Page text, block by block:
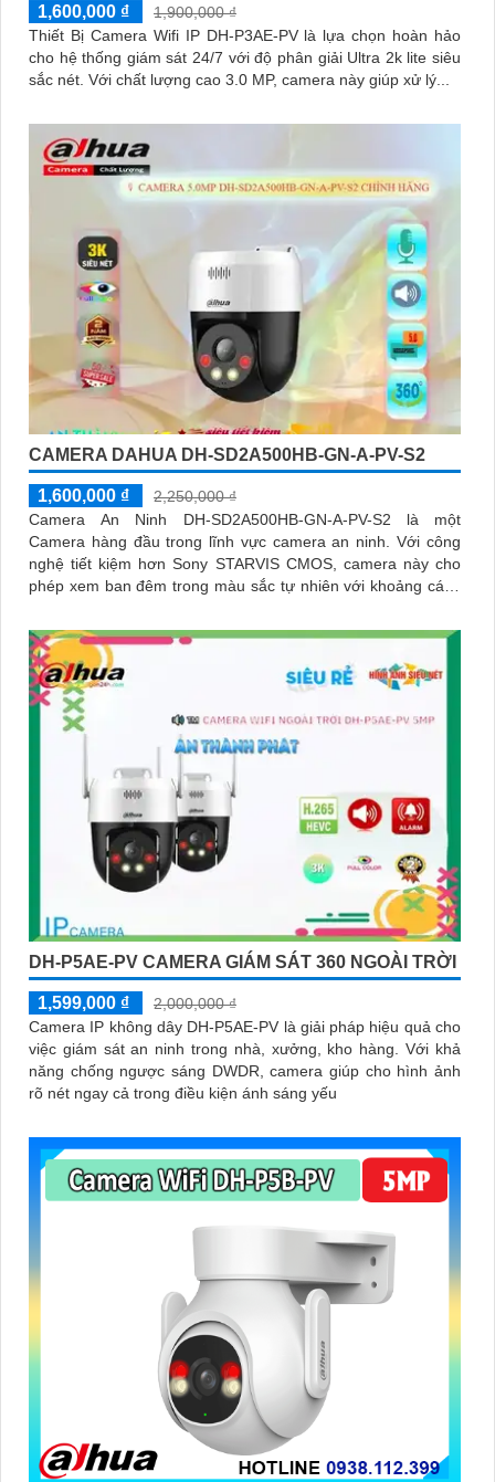
1,600,000 ₫
1,900,000 ₫
Thiết Bị Camera Wifi IP DH-P3AE-PV là lựa chọn hoàn hảo
cho hệ thống giám sát 24/7 với độ phân giải Ultra 2k lite siêu
sắc nét. Với chất lượng cao 3.0 MP, camera này giúp xử lý...
CAMERA DAHUA DH-SD2A500HB-GN-A-PV-S2
1,600,000 ₫
2,250,000 ₫
Camera An Ninh DH-SD2A500HB-GN-A-PV-S2 là một
Camera hàng đầu trong lĩnh vực camera an ninh. Với công
nghệ tiết kiệm hơn Sony STARVIS CMOS, camera này cho
phép xem ban đêm trong màu sắc tự nhiên với khoảng cách
DH-P5AE-PV CAMERA GIÁM SÁT 360 NGOÀI TRỜI
1,599,000 ₫
2,000,000 ₫
Camera IP không dây DH-P5AE-PV là giải pháp hiệu quả cho
việc giám sát an ninh trong nhà, xưởng, kho hàng. Với khả
năng chống ngược sáng DWDR, camera giúp cho hình ảnh
rõ nét ngay cả trong điều kiện ánh sáng yếu